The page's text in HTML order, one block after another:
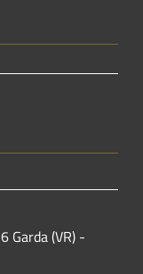
Garda (VR) -